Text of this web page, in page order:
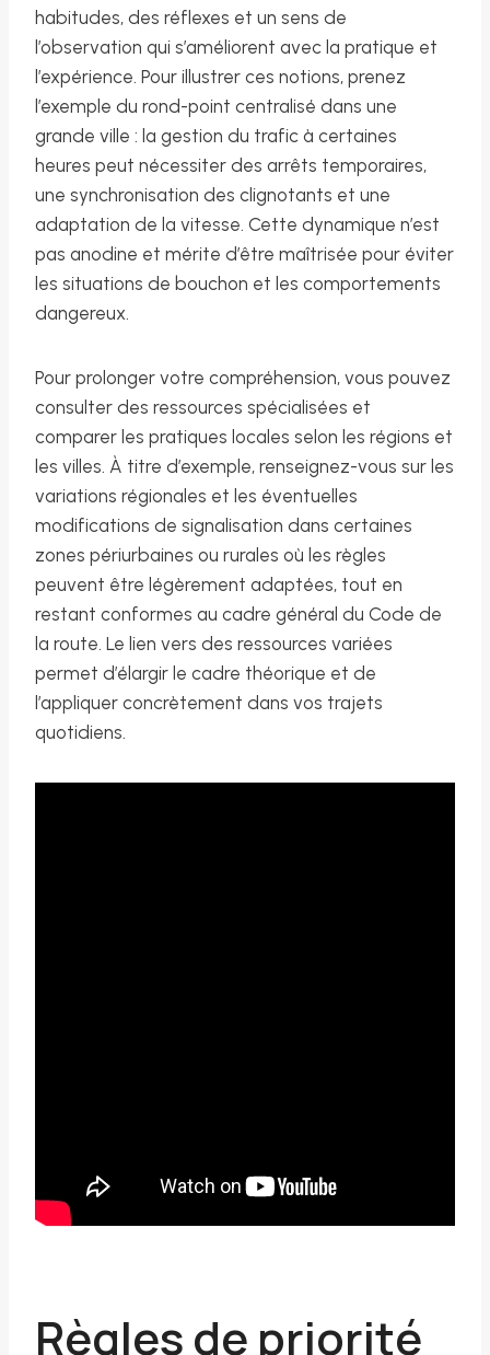
habitudes, des réflexes et un sens de
l’observation qui s’améliorent avec la pratique et
l’expérience. Pour illustrer ces notions, prenez
l’exemple du rond-point centralisé dans une
grande ville : la gestion du trafic à certaines
heures peut nécessiter des arrêts temporaires,
une synchronisation des clignotants et une
adaptation de la vitesse. Cette dynamique n’est
pas anodine et mérite d’être maîtrisée pour éviter
les situations de bouchon et les comportements
dangereux.
Pour prolonger votre compréhension, vous pouvez
consulter des ressources spécialisées et
comparer les pratiques locales selon les régions et
les villes. À titre d’exemple, renseignez-vous sur les
variations régionales et les éventuelles
modifications de signalisation dans certaines
zones périurbaines ou rurales où les règles
peuvent être légèrement adaptées, tout en
restant conformes au cadre général du Code de
la route. Le lien vers des ressources variées
permet d’élargir le cadre théorique et de
l’appliquer concrètement dans vos trajets
quotidiens.
Règles de priorité